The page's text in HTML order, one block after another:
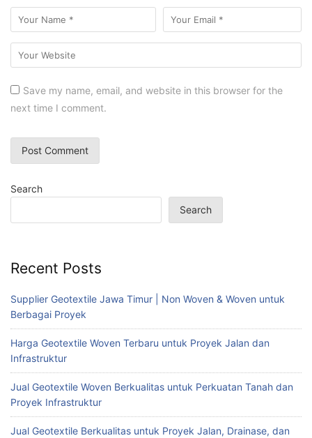
Save my name, email, and website in this browser for the
next time I comment.
Search
Search
Recent Posts
Supplier Geotextile Jawa Timur | Non Woven & Woven untuk
Berbagai Proyek
Harga Geotextile Woven Terbaru untuk Proyek Jalan dan
Infrastruktur
Jual Geotextile Woven Berkualitas untuk Perkuatan Tanah dan
Proyek Infrastruktur
Jual Geotextile Berkualitas untuk Proyek Jalan, Drainase, dan